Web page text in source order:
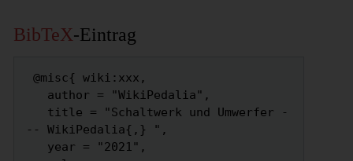
BibTeX-Eintrag
@misc{ wiki:xxx,
-- WikiPedalia{,} ",